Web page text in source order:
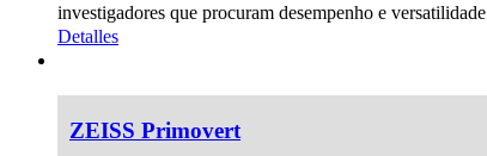
investigadores que procuram desempenho e
Detalles
ZEISS Primovert